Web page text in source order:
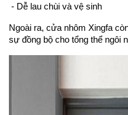
- Dễ lau chùi và vệ sinh
Ngoài ra, cửa nhôm Xingfa
sự đồng bộ cho tổng thể ngôi